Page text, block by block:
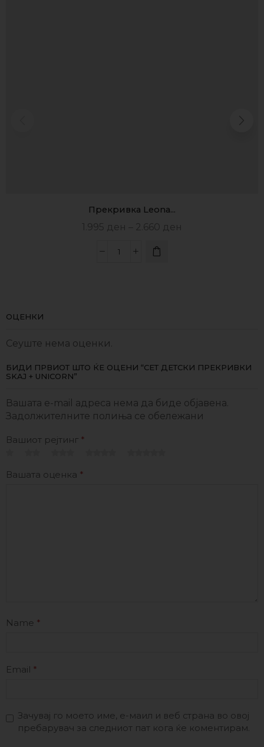
Прекривка Leona...
1.995 ден 2.660 ден
ОЦЕНКИ
Сеуште нема оценки.
БИДИ ПРВИОТ ШТО ЌЕ ОЦЕНИ “СЕТ ДЕТСКИ ПРЕКРИВКИ
SKAJ + UNICORN”
Вашата e-mail адреса нема да биде објавена.
Задолжителните полиња се обележани
Вашиот рејтинг *
Вашата оценка *
Name *
Email *
Зачувај го моето име, е-маил и веб страна во овој
пребарувач за следниот пат кога ќе коментирам.